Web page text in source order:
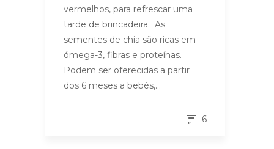
vermelhos, para refrescar uma
tarde de brincadeira. As
sementes de chia são ricas em
ómega-3, fibras e proteínas.
Podem ser oferecidas a partir
dos 6 meses a bebés,…
6